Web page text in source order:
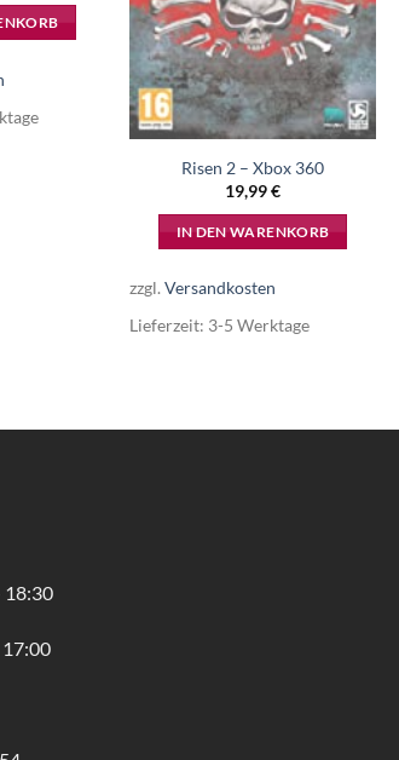
Risen 2 – Xbox 360
19,99€
IN DEN WARENKORB
zzgl. Versandkosten
Lieferzeit: 3-5 Werktage
18:30